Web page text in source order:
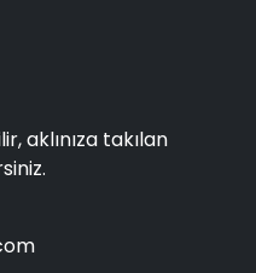
aklınıza takılan